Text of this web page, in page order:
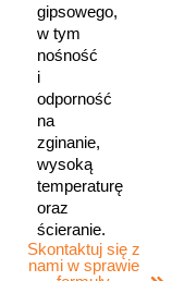
gipsowego,
w tym
nośność
i
odporność
na
zginanie,
wysoką
temperaturę
oraz
ścieranie.
Skontaktuj się z
nami w sprawie